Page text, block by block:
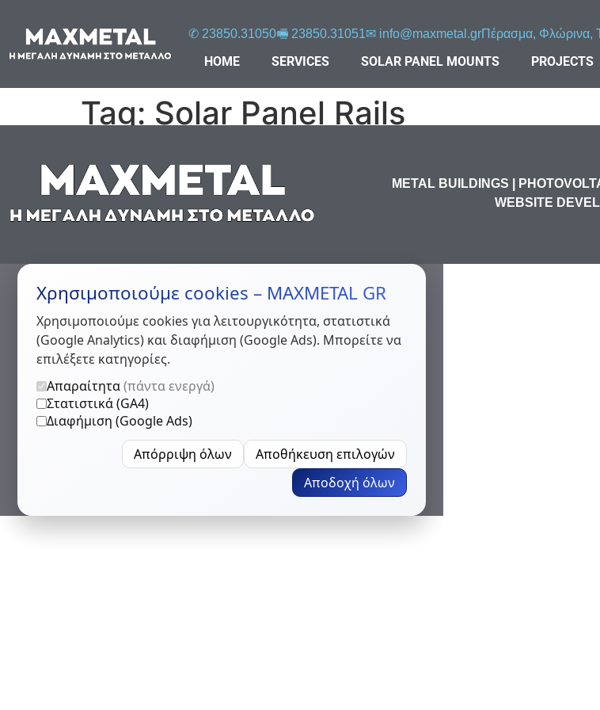
✆ 23850.31050🖷 23850.31051✉︎ info@maxmetal.grΠέρασμα, Φλώρινα,
HOME SERVICES SOLAR PANEL MOUNTS PROJECTS
Tag: Solar Panel Rails
METAL BUILDINGS |
WEBSITE
Χρησιμοποιούμε cookies – MAXMETAL GR
Χρησιμοποιούμε cookies για λειτουργικότητα, στατιστικά
(Google Analytics) και διαφήμιση (Google Ads). Μπορείτε να
επιλέξετε κατηγορίες.
Απαραίτητα(πάντα ενεργά)
Στατιστικά (GA4)
Διαφήμιση (Google Ads)
Απόρριψη όλων
Αποθήκευση επιλογών
Αποδοχή όλων